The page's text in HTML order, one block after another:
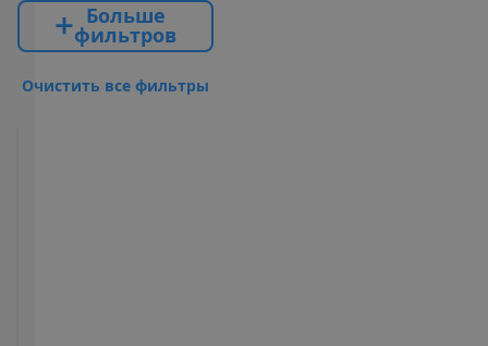
Больше
фильтров
Очистить все фильтры